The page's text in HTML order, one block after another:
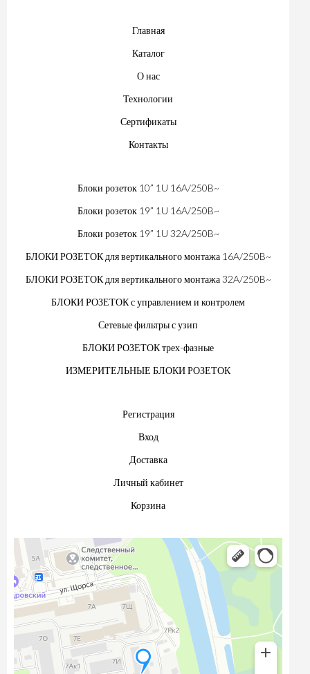
Главная
Каталог
О нас
Технологии
Сертификаты
Контакты
Блоки розеток 10” 1U 16A/250B~
Блоки розеток 19” 1U 16A/250B~
Блоки розеток 19” 1U 32A/250B~
БЛОКИ РОЗЕТОК для вертикального монтажа 16A/250B~
БЛОКИ РОЗЕТОК для вертикального монтажа 32A/250B~
БЛОКИ РОЗЕТОК с управлением и контролем
Сетевые фильтры с узип
БЛОКИ РОЗЕТОК трех-фазные
ИЗМЕРИТЕЛЬНЫЕ БЛОКИ РОЗЕТОК
Регистрация
Вход
Доставка
Личный кабинет
Корзина